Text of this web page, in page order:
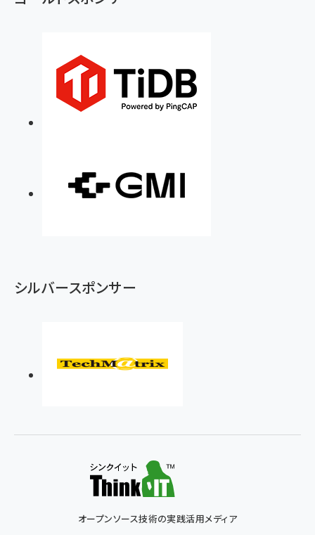
シルバースポンサー
オープンソース技術の実践活用メディア